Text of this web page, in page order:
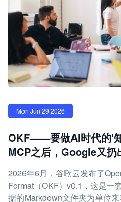
Mon Jun 29 2026
OKF——要做AI时代的'
MCP之后，Google又
2026年6月，谷歌云发布了
Format（OKF）v0.1，这是一
据的Markdown文件夹为单位